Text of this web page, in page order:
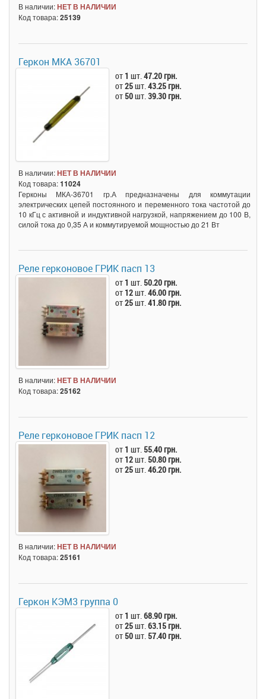
В наличии:НЕТ В НАЛИЧИИ
Код товара:25139
Геркон МКА 36701
от 1 шт.47.20 грн.
от25шт.43.25 грн.
от 50шт.39.30 грн.
В наличии:НЕТ В НАЛИЧИИ
Код товара:11024
Герконы МКА-36701 гр.А предназначены для коммутации
электрических цепей постоянного и переменного тока частотой до
10 кГц с активной и индуктивной нагрузкой, напряжением до 100 В,
силой тока до 0,35 А и коммутируемой мощностью до 21 Вт
Реле герконовое ГРИК пасп 13
от 1 шт. 50.20 грн.
от 12шт.46.00 грн.
от25шт.41.80 грн.
В наличии:НЕТ В НАЛИЧИИ
Код товара:25162
Реле герконовое ГРИК пасп 12
от 1 шт. 55.40 грн.
от 12шт. 50.80 грн.
от25шт.46.20 грн.
В наличии:НЕТ В НАЛИЧИИ
Код товара:25161
Геркон КЭМ3 группа 0
от 1 шт.68.90 грн.
от25шт.63.15 грн.
от 50шт. 57.40 грн.